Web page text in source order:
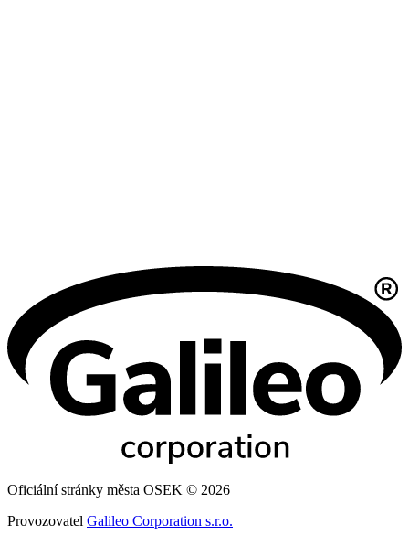
Oficiální stránky města OSEK © 2026
Provozovatel Galileo Corporation s.r.o.